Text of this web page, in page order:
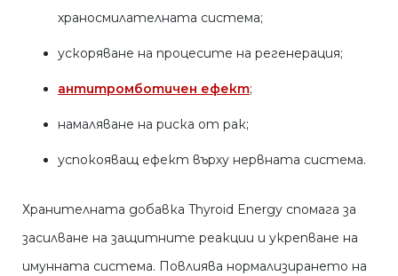
храносмилателната система;
ускоряване на процесите на регенерация;
антитромботичен ефект;
намаляване на риска от рак;
успокояващ ефект върху нервната система.
Хранителната добавка Thyroid Energy спомага за
засилване на защитните реакции и укрепване на
имунната система. Повлиява нормализирането на